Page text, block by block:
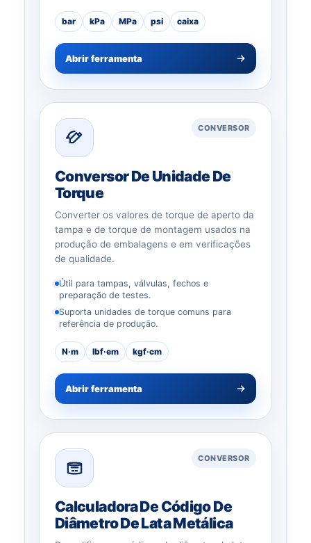
bar kPa MPa psi caixa
Abrir ferramenta
CONVERSOR
Conversor De Unidade De
Torque
Converter os valores de torque de aperto da
tampa e de torque de montagem usados na
produção de embalagens e em verificações
de qualidade.
Útil para tampas, válvulas, fechos e
preparação de testes.
Suporta unidades de torque comuns para
referência de produção.
N·m lbf·em kgf·cm
Abrir ferramenta
CONVERSOR
Calculadora De Código De
Diâmetro De Lata Metálica